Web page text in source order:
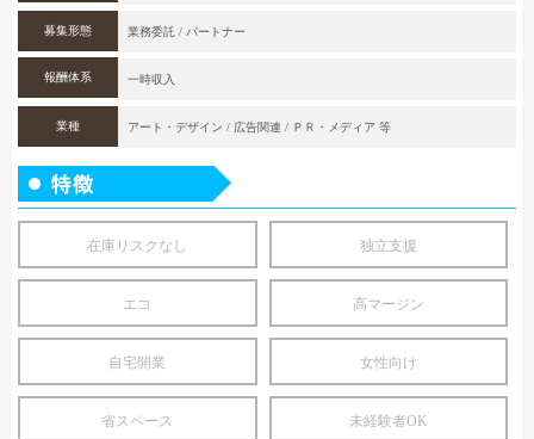
募集形態 業務委託 / パートナー
報酬体系 一時収入
業種 アート・デザイン / 広告関連 / ＰＲ・メディア 等
在庫リスクなし 独立支援
エコ 高マージン
自宅開業 女性向け
省スペース 未経験者OK